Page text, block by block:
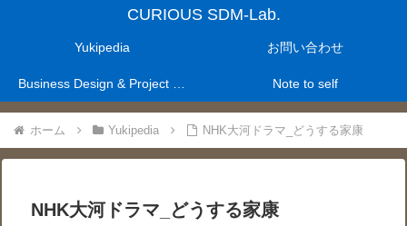
CURIOUS SDM-Lab.
Yukipedia お問い合わせ
Business Design & Project Management Laboratry
Note to self
ホーム Yukipedia NHK大河ドラマ_どうする家康
NHK大河ドラマ_どうする家康